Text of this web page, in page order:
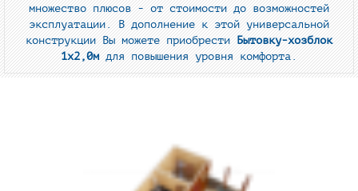
множество плюсов - от стоимости до возможностей
эксплуатации. В дополнение к этой универсальной
конструкции Вы можете приобрестиБытовку-хозблок
1х2,0мдля повышения уровня комфорта.